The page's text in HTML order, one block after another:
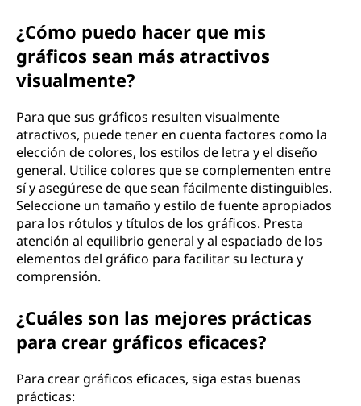
¿Cómo puedo hacer que mis
gráficos sean más atractivos
visualmente?
Para que sus gráficos resulten visualmente
atractivos, puede tener en cuenta factores como la
elección de colores, los estilos de letra y el diseño
general. Utilice colores que se complementen entre
sí y asegúrese de que sean fácilmente distinguibles.
Seleccione un tamaño y estilo de fuente apropiados
para los rótulos y títulos de los gráficos. Presta
atención al equilibrio general y al espaciado de los
elementos del gráfico para facilitar su lectura y
comprensión.
¿Cuáles son las mejores prácticas
para crear gráficos eficaces?
Para crear gráficos eficaces, siga estas buenas
prácticas: